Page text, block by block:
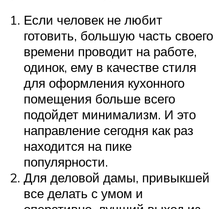
Если человек не любит
готовить, большую часть своего
времени проводит на работе,
одинок, ему в качестве стиля
для оформления кухонного
помещения больше всего
подойдет минимализм. И это
направление сегодня как раз
находится на пике
популярности.
Для деловой дамы, привыкшей
все делать с умом и